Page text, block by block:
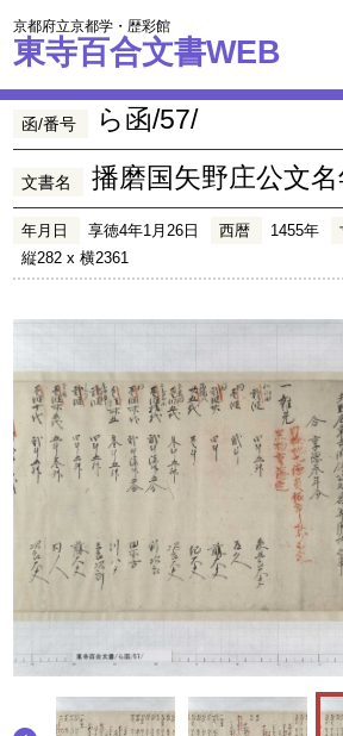
京都府立京都学・歴彩館
東寺百合文書WEB
函/番号 ら函/57/
文書名 播磨国矢野庄公文
年月日 享徳4年1月26日 西暦 1455年
縦282 x 横2361